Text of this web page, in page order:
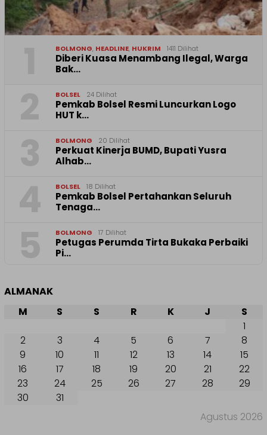
BOLMONG, HEADLINE, HUKRIM 1411 Dilihat
Diberi Kuasa Menambang Ilegal, Warga
Bak…
BOLSEL 24 Dilihat
Pemkab Bolsel Resmi Luncurkan Logo
HUT k…
BOLMONG 20 Dilihat
Perkuat Kinerja BUMD, Bupati Yusra
Alhab…
BOLSEL 18 Dilihat
Pemkab Bolsel Pertahankan Seluruh
Tenaga…
BOLMONG 17 Dilihat
Petugas Perumda Tirta Bukaka Perbaiki
Pi…
ALMANAK
Agustus 2026
M S S R K J
S
1
2
3 4 5 6 7
8
9
10 11 12 13 14
15
16
17 18 19 20 21
22
23
24 25 26 27 28
29
30
31